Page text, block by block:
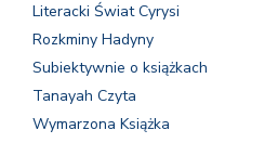
Literacki Świat Cyrysi
Rozkminy Hadyny
Subiektywnie o książkach
Tanayah Czyta
Wymarzona Książka